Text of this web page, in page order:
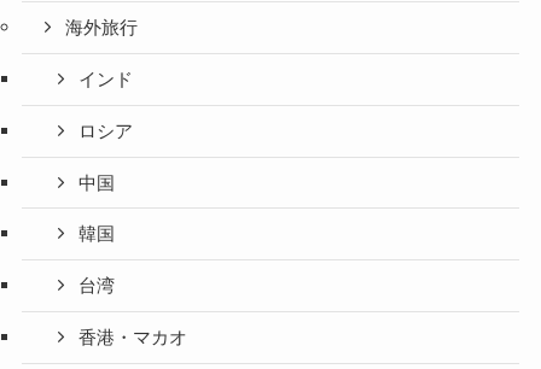
海外旅行
インド
ロシア
中国
韓国
台湾
香港・マカオ